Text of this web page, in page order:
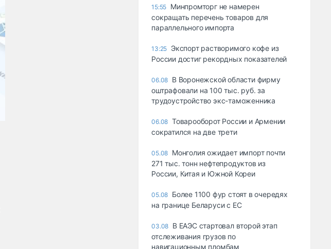
15:55 Минпромторг не намерен
сокращать перечень товаров для
параллельного импорта
13:25 Экспорт растворимого кофе из
России достиг рекордных показателей
06.08 В Воронежской области фирму
оштрафовали на 100 тыс. руб. за
трудоустройство экс-таможенника
06.08 Товарооборот России и Армении
сократился на две трети
05.08 Монголия ожидает импорт почти
271 тыс. тонн нефтепродуктов из
России, Китая и Южной Кореи
05.08 Более 1100 фур стоят в очередях
на границе Беларуси с ЕС
03.08 В ЕАЭС стартовал второй этап
отслеживания грузов по
навигационным пломбам